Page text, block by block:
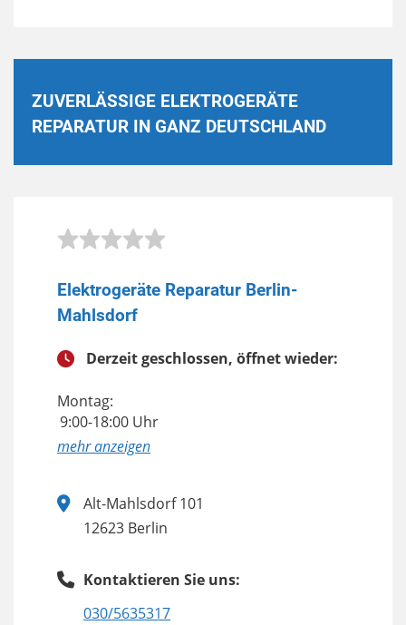
ZUVERLÄSSIGE ELEKTROGERÄTE
REPARATUR IN GANZ DEUTSCHLAND
Elektrogeräte Reparatur Berlin-
Mahlsdorf
Derzeit geschlossen, öffnet wieder:
Montag:
9:00-18:00 Uhr
anzeigen
Alt-Mahlsdorf 101
12623 Berlin
Kontaktieren Sie uns:
030/5635317